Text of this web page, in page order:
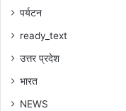
पर्यटन
ready_text
उत्तर प्रदेश
भारत
NEWS